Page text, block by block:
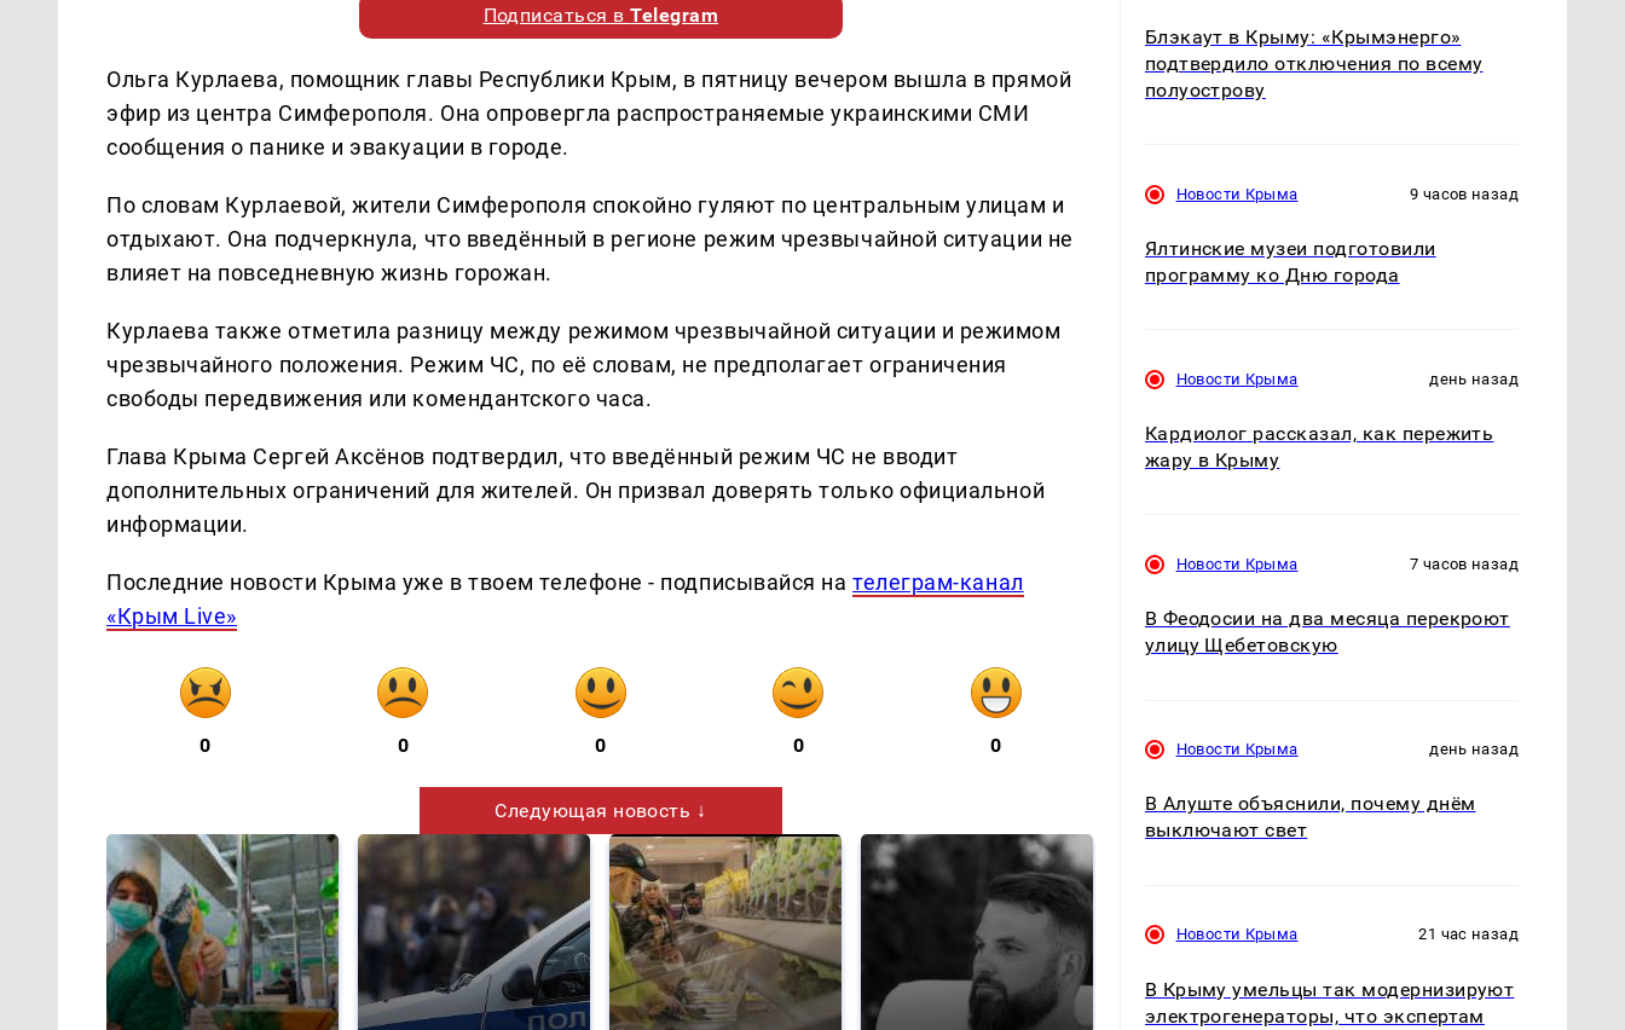
Подписаться вTelegram
Ольга Курлаева, помощник главы Республики Крым, в пятницу вечером вышла в прямой
эфир из центра Симферополя. Она опровергла распространяемые украинскими СМИ
сообщения о панике и эвакуации в городе.
По словам Курлаевой, жители Симферополя спокойно гуляют по центральным улицам и
отдыхают. Она подчеркнула, что введённый в регионе режим чрезвычайной ситуации не
влияет на повседневную жизнь горожан.
Курлаева также отметила разницу между режимом чрезвычайной ситуации и режимом
чрезвычайного положения. Режим ЧС, по её словам, не предполагает ограничения
свободы передвижения или комендантского часа.
Глава Крыма Сергей Аксёнов подтвердил, что введённый режим ЧС не вводит
дополнительных ограничений для жителей. Он призвал доверять только официальной
информации.
Последние новости Крыма уже в твоем телефоне - подписывайся нателеграм-канал
«Крым Live»
0 0 0 0 0
Следующая новость ↓
Блэкаут в Крыму: «Крымэнерго»
подтвердило отключения по всему
полуострову
Новости Крыма 9 часов назад
Ялтинские музеи подготовили
программу ко Дню города
Новости Крыма день назад
Кардиолог рассказал, как пережить
жару в Крыму
Новости Крыма 7 часов назад
В Феодосии на два месяца перекроют
улицу Щебетовскую
Новости Крыма день назад
В Алуште объяснили, почему днём
выключают свет
Новости Крыма 21 час назад
В Крыму умельцы так модернизируют
электрогенераторы, что экспертам